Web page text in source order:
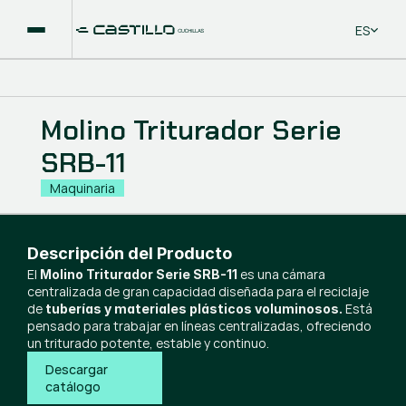
Select
ES
Molino Triturador Serie
SRB-11
Maquinaria
Descripción del Producto
El Molino Triturador Serie SRB-11 es una cámara
centralizada de gran capacidad diseñada para el reciclaje
de tuberías y materiales plásticos voluminosos. Está
pensado para trabajar en líneas centralizadas, ofreciendo
un triturado potente, estable y continuo.
Descargar
catálogo